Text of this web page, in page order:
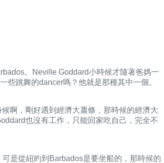
。Neville Goddard小時候才隨著爸媽一
跳舞的dancer嗎？他就是那種其中一個。
啊，剛好遇到經濟大蕭條，那時候的經濟大
也沒有工作，只能回家吃自己，完全不
是從紐約到Barbados是要坐船的，那時候的